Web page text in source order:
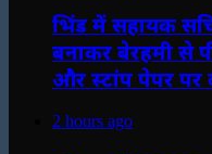
भिंड में सहायक
बनाकर बेरहमी से
और स्टांप पेपर पर
2 hours ago